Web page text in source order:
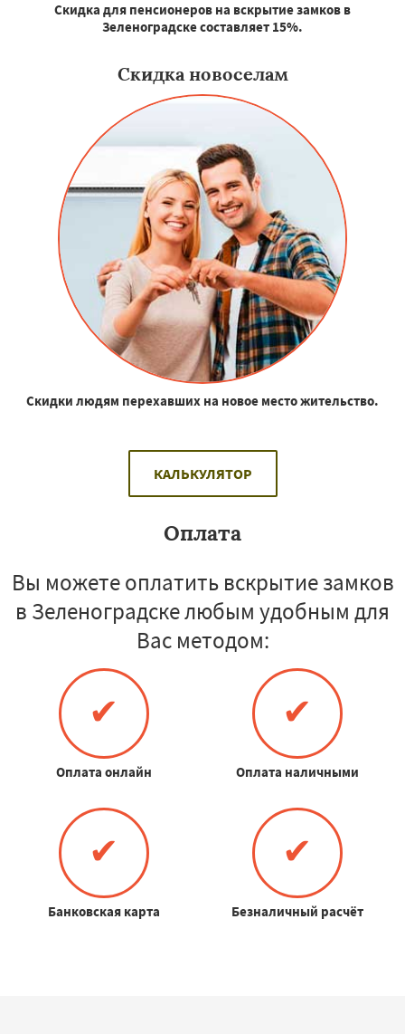
Скидка для пенсионеров на вскрытие замков в
Зеленоградске составляет 15%.
Скидка новоселам
Скидки людям перехавших на новое место жительство.
КАЛЬКУЛЯТОР
Оплата
Вы можете оплатить вскрытие замков
в Зеленоградске любым удобным для
Вас методом:
✔
Оплата онлайн
✔
Оплата наличными
✔
Банковская карта
✔
Безналичный расчёт